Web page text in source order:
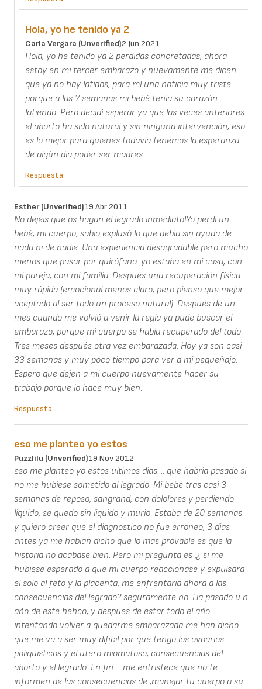
Hola, yo he tenido ya 2
Carla Vergara (unverified)2 Jun 2021
Hola, yo he tenido ya 2 perdidas concretadas, ahora
estoy en mi tercer embarazo y nuevamente me dicen
que ya no hay latidos, para mí una noticia muy triste
porque a las 7 semanas mi bebé tenía su corazón
latiendo. Pero decidí esperar ya que las veces anteriores
el aborto ha sido natural y sin ninguna intervención, eso
es lo mejor para quienes todavía tenemos la esperanza
de algún día poder ser madres.
Respuesta
Esther (unverified)19 Abr 2011
No dejeis que os hagan el legrado inmediato!Yo perdí un
bebé, mi cuerpo, sabio explusó lo que debía sin ayuda de
nada ni de nadie. Una experiencia desagradable pero mucho
menos que pasar por quirófano. yo estaba en mi casa, con
mi pareja, con mi familia. Después una recuperación física
muy rápida (emocional menos claro, pero pienso que mejor
aceptado al ser todo un proceso natural). Después de un
mes cuando me volvió a venir la regla ya pude buscar el
embarazo, porque mi cuerpo se había recuperado del todo.
Tres meses después otra vez embarazada. Hoy ya son casi
33 semanas y muy poco tiempo para ver a mi pequeñajo.
Espero que dejen a mi cuerpo nuevamente hacer su
trabajo porque lo hace muy bien.
Respuesta
eso me planteo yo estos
Puzzlilu (unverified)19 Nov 2012
eso me planteo yo estos ultimos dias.... que habria pasado si
no me hubiese sometido al legrado. Mi bebe tras casi 3
semanas de reposo, sangrand, con dololores y perdiendo
liquido, se quedo sin liquido y murio. Estaba de 20 semanas
y quiero creer que el diagnostico no fue erroneo, 3 dias
antes ya me habian dicho que lo mas provable es que la
historia no acabase bien. Pero mi pregunta es ,¿ si me
hubiese esperado a que mi cuerpo reaccionase y expulsara
el solo al feto y la placenta, me enfrentaria ahora a las
consecuencias del legrado? seguramente no. Ha pasado u n
año de este hehco, y despues de estar todo el año
intentando volver a quedarme embarazada me han dicho
que me va a ser muy dificil por que tengo los ovoarios
poliquisticos y el utero miomatoso, consecuencias del
aborto y el legrado. En fin.... me entristece que no te
informen de las consecuencias de ,manejar tu cuerpo a su